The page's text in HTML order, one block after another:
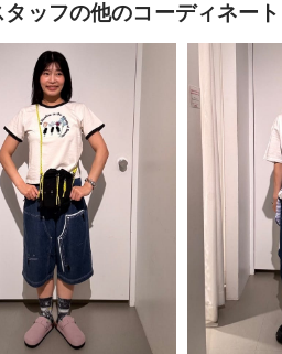
タッフの他のコーディネート